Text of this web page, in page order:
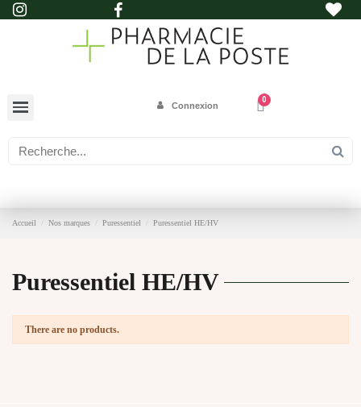
Connexion
Accueil Nos marques Puressentiel Puressentiel HE/HV
Puressentiel HE/HV
There are no products.